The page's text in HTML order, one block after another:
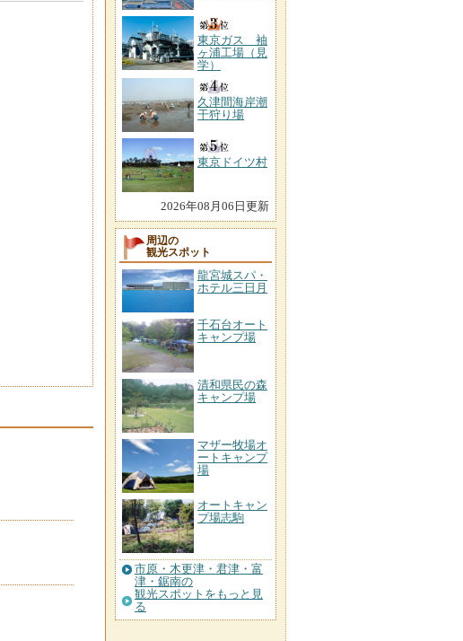
東京ガス 袖
ヶ浦工場（見
学）
久津間海岸潮
干狩り場
東京ドイツ村
2026年08月06日更新
周辺の
観光スポット
龍宮城スパ・
ホテル三日月
千石台オート
キャンプ場
清和県民の森
キャンプ場
マザー牧場オ
ートキャンプ
場
オートキャン
プ場志駒
市原・木更津・君津・富
津・鋸南の
観光スポットをもっと見
る